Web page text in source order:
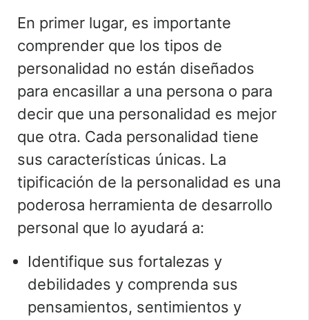
En primer lugar, es importante
comprender que los tipos de
personalidad no están diseñados
para encasillar a una persona o para
decir que una personalidad es mejor
que otra. Cada personalidad tiene
sus características únicas. La
tipificación de la personalidad es una
poderosa herramienta de desarrollo
personal que lo ayudará a:
Identifique sus fortalezas y
debilidades y comprenda sus
pensamientos, sentimientos y